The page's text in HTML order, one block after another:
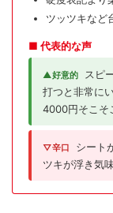
ツッツキなど
■ 代表的な声
▲好意的
スピ
打つと非常に
4000円そこそ
▽辛口
シート
ツキが浮き気